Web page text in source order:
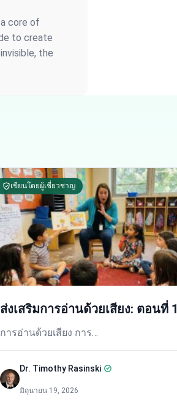
core of
to create
the
เขียนโดยผู้เชี่ยวชาญ
ส่งเสริมการอ่านด้วยเสียง: ตอนที่ 1
การอ่านด้วยเสียง การ…
Dr. Timothy Rasinski
มิถุนายน 19, 2026